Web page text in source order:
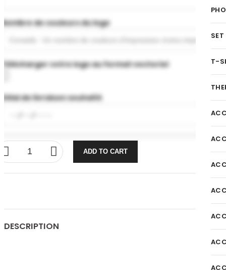
Nombre de couleurs du logo
Télécharger votre logo au format vectoriel
Délai de livraison souhaité
ADD TO CART
DESCRIPTION
T-